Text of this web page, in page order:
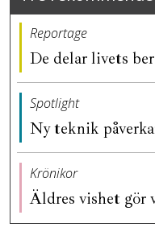
Reportage
De delar livets
Spotlight
Ny teknik
Krönikor
Äldres vishet gör